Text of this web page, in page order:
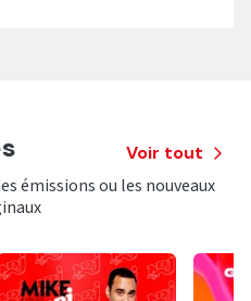
Voir tout
émissions ou les nouveaux